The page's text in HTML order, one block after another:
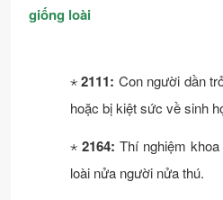
giống loài
⋆2111: Con người dần
hoặc bị kiệt sức về sinh
⋆ 2164: Thí nghiệm
loài nửa người nửa thú.